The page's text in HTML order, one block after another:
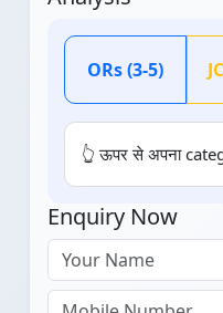
ORs (3-5)
👆 ऊपर से अपना
Enquiry Now